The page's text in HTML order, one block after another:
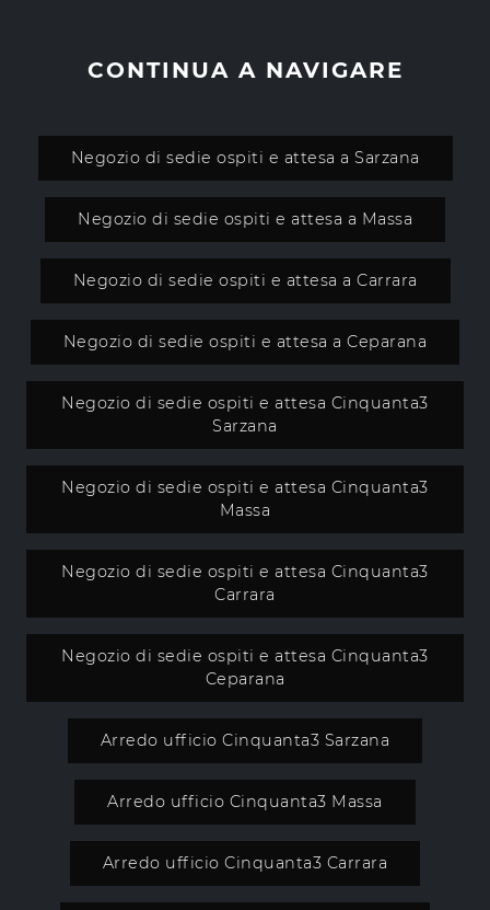
CONTINUA A NAVIGARE
Negozio di sedie ospiti e attesa a Sarzana
Negozio di sedie ospiti e attesa a Massa
Negozio di sedie ospiti e attesa a Carrara
Negozio di sedie ospiti e attesa a Ceparana
Negozio di sedie ospiti e attesa Cinquanta3
Sarzana
Negozio di sedie ospiti e attesa Cinquanta3
Massa
Negozio di sedie ospiti e attesa Cinquanta3
Carrara
Negozio di sedie ospiti e attesa Cinquanta3
Ceparana
Arredo ufficio Cinquanta3 Sarzana
Arredo ufficio Cinquanta3 Massa
Arredo ufficio Cinquanta3 Carrara